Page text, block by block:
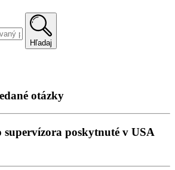
Hľadaj
otázky
supervízora poskytnuté v USA